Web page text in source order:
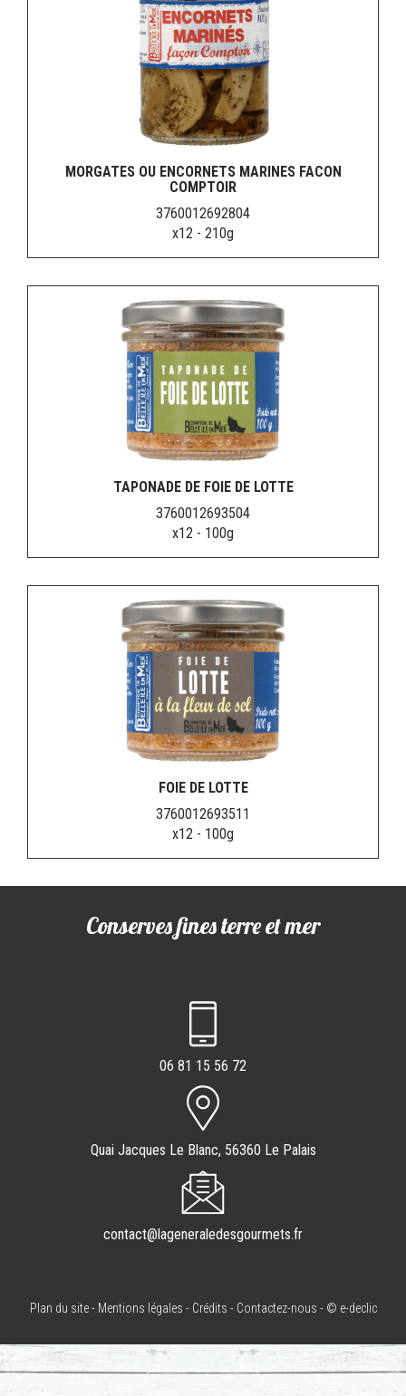
MORGATES OU ENCORNETS MARINES FACON
COMPTOIR
3760012692804
x12 - 210g
TAPONADE DE FOIE DE LOTTE
3760012693504
x12 - 100g
FOIE DE LOTTE
3760012693511
x12 - 100g
Conserves fines terre et mer
06 81 15 56 72
Quai Jacques Le Blanc, 56360 Le Palais
contact@lageneraledesgourmets.fr
Plan du site- Mentions légales - Crédits - Contactez-nous - © e-declic